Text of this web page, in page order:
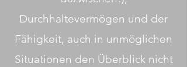
Durchhaltevermögen und der
Fähigkeit, auch in unmöglichen
Situationen den Überblick nicht